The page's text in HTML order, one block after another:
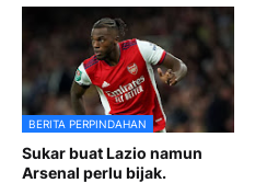
BERITA PERPINDAHAN
Sukar buat Lazio namun
Arsenal perlu bijak.